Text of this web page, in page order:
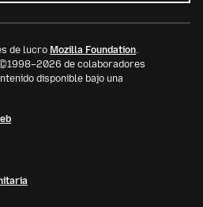
de lucro Mozilla Foundation.
de colaboradores
disponible bajo una